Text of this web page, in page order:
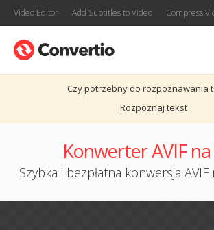
Video Editor Add Subtitles to Video Compress
Czy potrzebny do rozpoznawania
Rozpoznaj tekst
Konwerter AVIF na
Szybka i bezpłatna konwersja